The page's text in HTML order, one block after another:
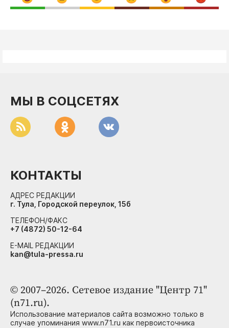
© 2007–2026. Сетевое издание "Центр 71"
(n71.ru).
Использование материалов сайта возможно только в
случае упоминания www.n71.ru как первоисточника
МЫ В СОЦСЕТЯХ
КОНТАКТЫ
АДРЕС РЕДАКЦИИ
г. Тула, Городской переулок, 15б
ТЕЛЕФОН/ФАКС
+7 (4872) 50-12-64
E-MAIL РЕДАКЦИИ
kan@tula-pressa.ru